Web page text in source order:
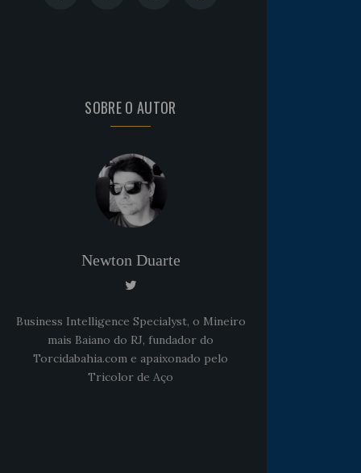
SOBRE O AUTOR
Newton Duarte
Business Intelligence Specialyst, o Mineiro
mais Baiano do RJ, fundador do
Torcidabahia.com e apaixonado pelo
Tricolor de Aço